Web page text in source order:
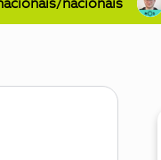
nacionais